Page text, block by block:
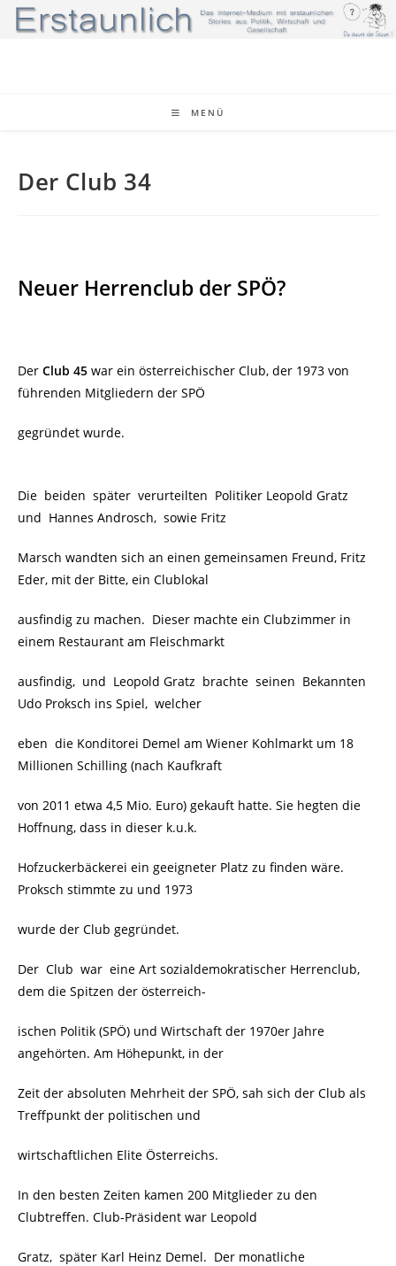
Zum
Inhalt
MENÜ
Der Club 34
Neuer Herrenclub der SPÖ?
Der Club 45 war ein österreichischer Club, der 1973 von
führenden Mitgliedern der SPÖ
gegründet wurde.
Die beiden später verurteilten Politiker Leopold Gratz
und Hannes Androsch, sowie Fritz
Marsch wandten sich an einen gemeinsamen Freund, Fritz
Eder, mit der Bitte, ein Clublokal
ausfindig zu machen. Dieser machte ein Clubzimmer in
einem Restaurant am Fleischmarkt
ausfindig, und Leopold Gratz brachte seinen Bekannten
Udo Proksch ins Spiel, welcher
eben die Konditorei Demel am Wiener Kohlmarkt um 18
Millionen Schilling (nach Kaufkraft
von 2011 etwa 4,5 Mio. Euro) gekauft hatte. Sie hegten die
Hoffnung, dass in dieser k.u.k.
Hofzuckerbäckerei ein geeigneter Platz zu finden wäre.
Proksch stimmte zu und 1973
wurde der Club gegründet.
Der Club war eine Art sozialdemokratischer Herrenclub,
dem die Spitzen der österreich-
ischen Politik (SPÖ) und Wirtschaft der 1970er Jahre
angehörten. Am Höhepunkt, in der
Zeit der absoluten Mehrheit der SPÖ, sah sich der Club als
Treffpunkt der politischen und
wirtschaftlichen Elite Österreichs.
In den besten Zeiten kamen 200 Mitglieder zu den
Clubtreffen. Club-Präsident war Leopold
Gratz, später Karl Heinz Demel. Der monatliche